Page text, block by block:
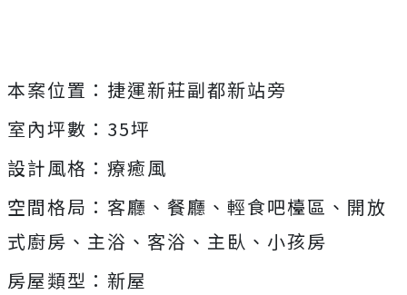
本案位置：捷運新莊副都新站旁
室內坪數：35坪
設計風格：療癒風
空間格局：客廳、餐廳、輕食吧檯區、開放
式廚房、主浴、客浴、主臥、小孩房
房屋類型：新屋